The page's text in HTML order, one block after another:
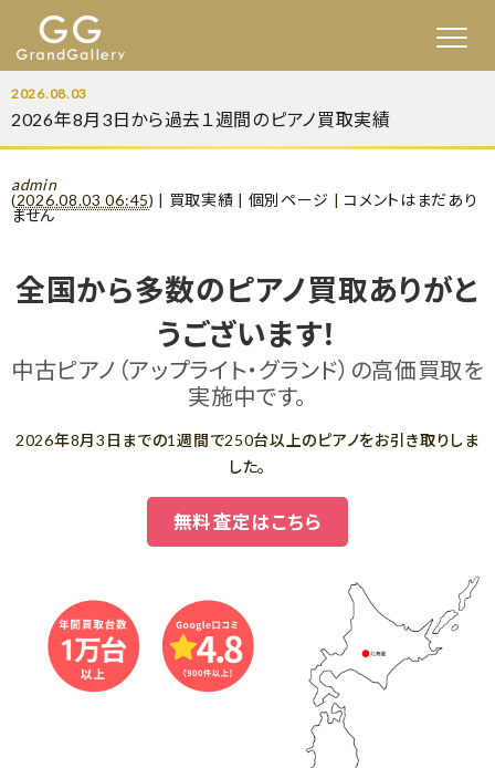
2026.08.03
2026年8月3日から過去１週間のピアノ買取実績
admin
(2026.08.03 06:45) | 買取実績 | 個別ページ |コメントはまだあり
ません
全国から多数のピアノ買取ありがと
うございます！
中古ピアノ（アップライト・グランド）の高価買取を
実施中です。
2026年8月3日までの1週間で250台以上のピアノをお引き取りしま
した。
無料査定はこちら